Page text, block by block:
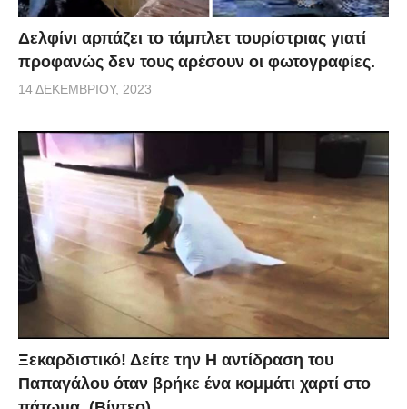
Δελφίνι αρπάζει το τάμπλετ τουρίστριας γιατί
προφανώς δεν τους αρέσουν οι φωτογραφίες.
14 ΔΕΚΕΜΒΡΊΟΥ, 2023
Ξεκαρδιστικό! Δείτε την Η αντίδραση του
Παπαγάλου όταν βρήκε ένα κομμάτι χαρτί στο